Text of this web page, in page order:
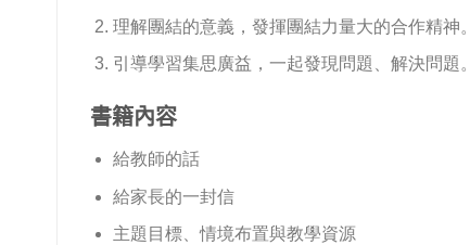
理解團結的意義，發揮團結力量大的合作精神。
引導學習集思廣益，一起發現問題、解決問題。
書籍內容
給教師的話
給家長的一封信
主題目標、情境布置與教學資源